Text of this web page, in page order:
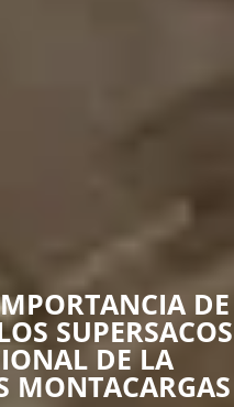
DE
SUPERSACOS
DE LA
MONTACARGAS